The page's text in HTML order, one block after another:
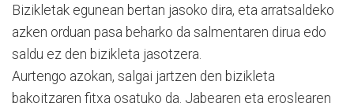
Bizikletak egunean bertan jasoko dira, eta arratsaldeko
azken orduan pasa beharko da salmentaren dirua edo
saldu ez den bizikleta jasotzera.
Aurtengo azokan, salgai jartzen den bizikleta
bakoitzaren fitxa osatuko da. Jabearen eta eroslearen